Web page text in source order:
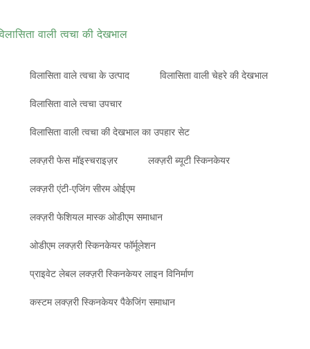
वाली त्वचा की देखभाल
विलासिता वाले त्वचा के उत्पाद विलासिता वाली चेहरे की देखभाल
विलासिता वाले त्वचा उपचार
विलासिता वाली त्वचा की देखभाल का उपहार सेट
लक्ज़री फेस मॉइस्चराइज़र लक्ज़री ब्यूटी स्किनकेयर
लक्ज़री एंटी-एजिंग सीरम ओईएम
लक्ज़री फेशियल मास्क ओडीएम समाधान
ओडीएम लक्ज़री स्किनकेयर फॉर्मूलेशन
प्राइवेट लेबल लक्ज़री स्किनकेयर लाइन विनिर्माण
कस्टम लक्ज़री स्किनकेयर पैकेजिंग समाधान